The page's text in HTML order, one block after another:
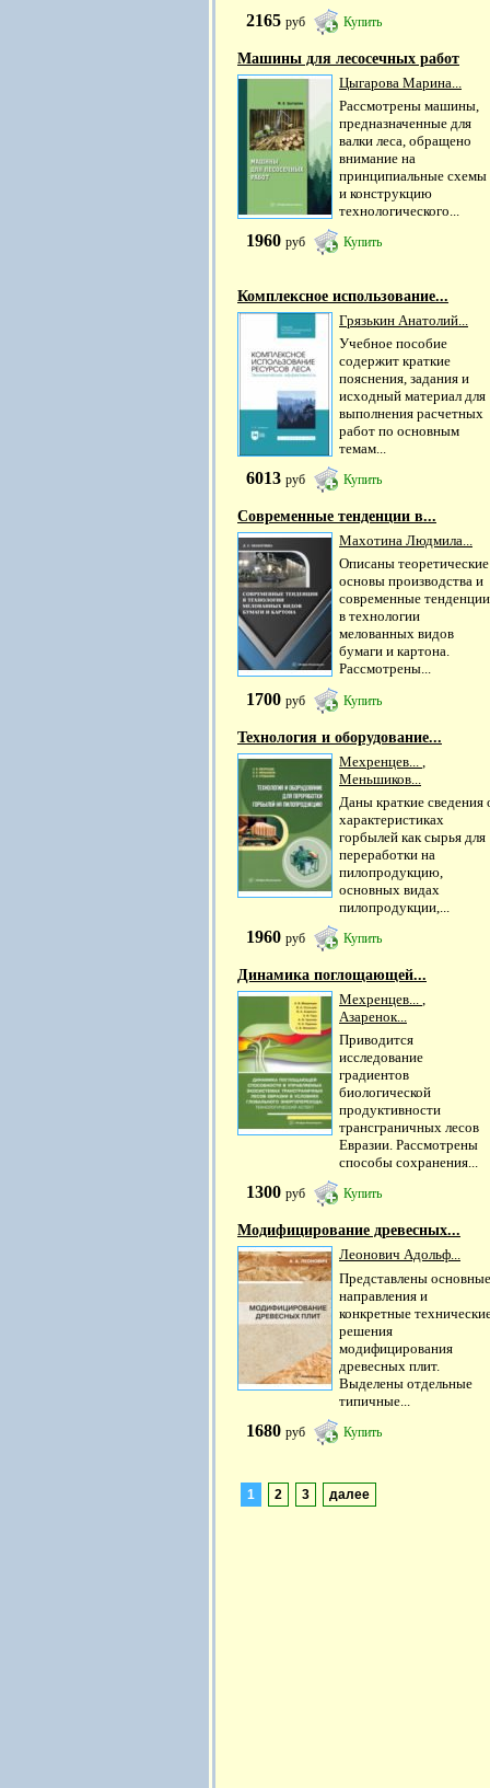
2165 руб Купить
Машины для лесосечных работ
Цыгарова Марина...
Рассмотрены машины,
предназначенные для
валки леса, обращено
внимание на
принципиальные схемы
и конструкцию
технологического...
1960 руб Купить
Комплексное использование...
Грязькин Анатолий...
Учебное пособие
содержит краткие
пояснения, задания и
исходный материал для
выполнения расчетных
работ по основным
темам...
6013 руб Купить
Современные тенденции в...
Махотина Людмила...
Описаны теоретические
основы производства и
современные тенденции
в технологии
мелованных видов
бумаги и картона.
Рассмотрены...
1700 руб Купить
Технология и оборудование...
Мехренцев...
Меньшиков...
Даны краткие сведения
характеристиках
горбылей как сырья для
переработки на
пилопродукцию,
основных видах
пилопродукции,...
1960 руб Купить
Динамика поглощающей...
Мехренцев... ,
Азаренок...
Приводится
исследование
градиентов
биологической
продуктивности
трансграничных лесов
Евразии. Рассмотрены
способы сохранения...
1300 руб Купить
Модифицирование древесных...
Леонович Адольф...
Представлены основные
направления и
конкретные
решения
модифицирования
древесных плит.
Выделены отдельные
типичные...
1680 руб Купить
1 2 3 далее